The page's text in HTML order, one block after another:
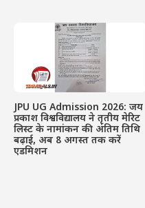
JPU UG Admission 2026: जय
प्रकाश विश्वविद्यालय ने तृतीय मेरिट
लिस्ट के नामांकन की अंतिम तिथि
बढ़ाई, अब 8 अगस्त तक करें
एडमिशन